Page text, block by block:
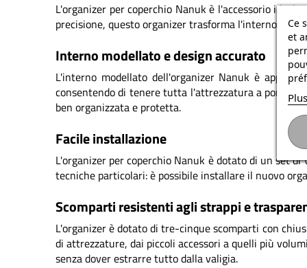
Ce
et
L'organizer per coperchio Nanuk è l'accessorio
precisione, questo organizer trasforma l'interno
Interno modellato e design accurato
L'interno modellato dell'organizer Nanuk è
consentendo di tenere tutta l'attrezzatura a portata
ben organizzata e protetta.
Facile installazione
L'organizer per coperchio Nanuk è dotato di un set
tecniche particolari: è possibile installare il nuovo
Scomparti resistenti agli strappi e
L'organizer è dotato di tre-cinque scomparti con
di attrezzature, dai piccoli accessori a quelli più
senza dover estrarre tutto dalla valigia.